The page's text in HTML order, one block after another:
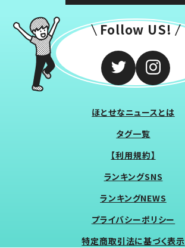
Follow US!
ほとせなニュースとは
タグ一覧
【利用規約】
ランキングSNS
ランキングNEWS
プライバシーポリシー
特定商取引法に基づく表示